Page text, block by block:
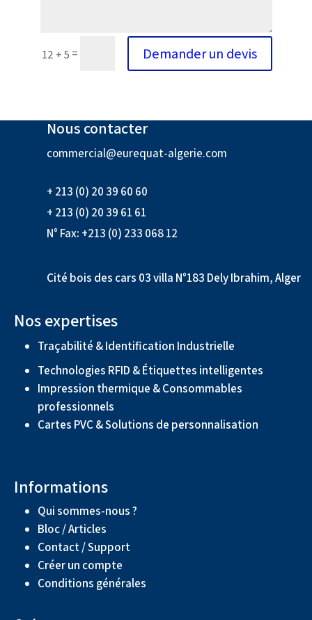
12 + 5 = Demander un devis
Nous contacter
commercial@eurequat-algerie.com
+ 213 (0) 20 39 60 60
+ 213 (0) 20 39 61 61
N° Fax: +213 (0) 233 068 12
Cité bois des cars 03 villa N°183 Dely Ibrahim, Alger
Nos expertises
Traçabilité & Identification Industrielle
Technologies RFID & Étiquettes intelligentes
Impression thermique & Consommables
professionnels
Cartes PVC & Solutions de personnalisation
Informations
Qui sommes-nous ?
Bloc / Articles
Contact / Support
Créer un compte
Conditions générales